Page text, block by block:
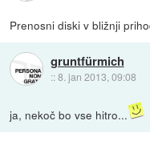
Prenosni diski v bližnji
gruntfürmich
::8. jan 2013, 09:08
ja, nekoč bo vse hitro...